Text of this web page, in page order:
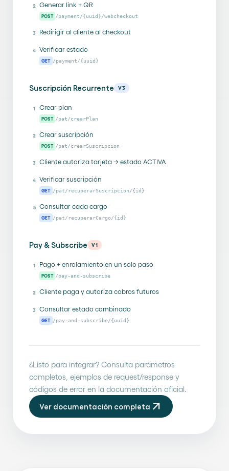
2 Generar link + QR
POST /payment/{uuid}/webcheckout
3 Redirigir al cliente al checkout
4 Verificar estado
GET /payment/{uuid}
Suscripción Recurrente V3
1 Crear plan
POST /pat/crearPlan
2 Crear suscripción
POST /pat/crearSuscripcion
3 Cliente autoriza tarjeta → estado ACTIVA
4 Verificar suscripción
GET /pat/recuperarSuscripcion/{id}
5 Consultar cada cargo
GET /pat/recuperarCargo/{id}
Pay & Subscribe V1
1 Pago + enrolamiento en un solo paso
POST /pay-and-subscribe
2 Cliente paga y autoriza cobros futuros
3 Consultar estado combinado
GET /pay-and-subscribe/{uuid}
¿Listo para integrar? Consulta parámetros
completos, ejemplos de request/response y
códigos de error en la documentación oficial.
Ver documentación completa arrow_outward